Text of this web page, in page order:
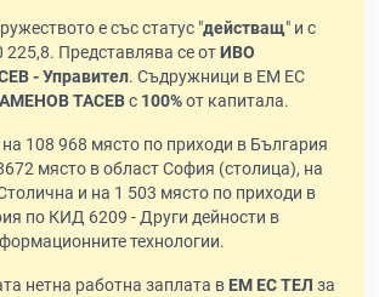
е със статус "действащ" и с
225,8. Представлява се отИВО
- Управител. Съдружници в ЕМ ЕС
ТАСЕВс 100%от капитала.
108 968 място по приходи в България
място в област София (столица), на
и на 1 503 място по приходи в
по КИД 6209 - Други дейности в
технологии.
нетна работна заплата в ЕМ ЕС ТЕЛ за